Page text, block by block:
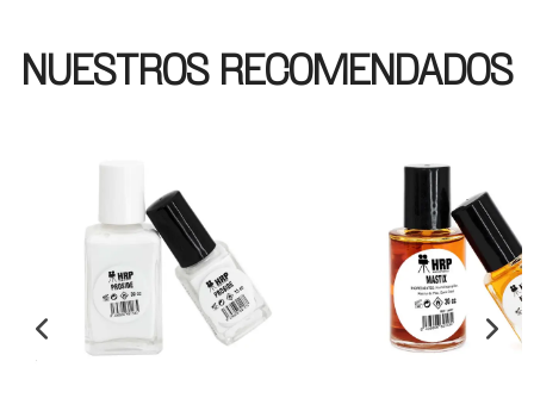
NUESTROS RECOMENDADOS